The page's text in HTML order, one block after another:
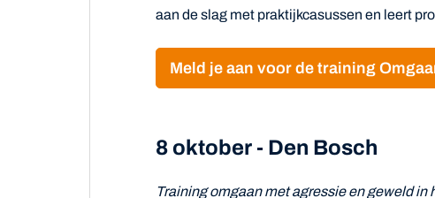
aan de slag met praktijkcasussen en leert
Meld je aan voor de training
8 oktober - Den Bosch
Training omgaan met agressie en geweld in